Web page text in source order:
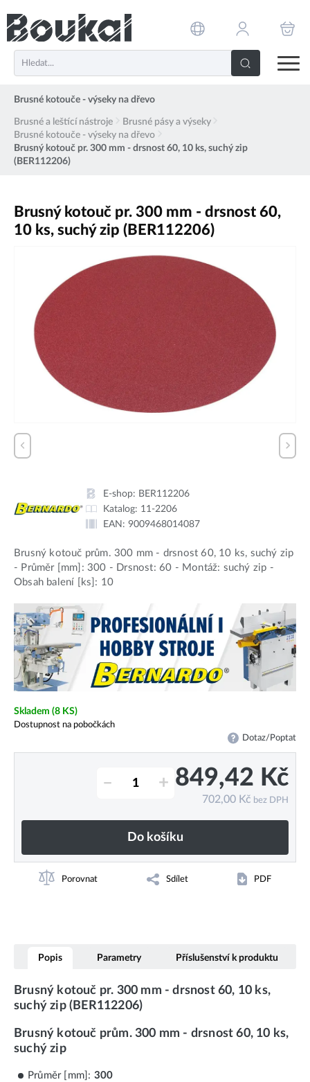
Brusné kotouče - výseky na dřevo
Brusné a leštící nástroje
Brusné pásy a výseky
Brusné kotouče - výseky na dřevo
Brusný kotouč pr. 300 mm - drsnost 60, 10 ks, suchý zip
(BER112206)
Brusný kotouč pr. 300 mm - drsnost 60,
10 ks, suchý zip (BER112206)
E-shop: BER112206
Katalog: 11-2206
EAN: 9009468014087
Brusný kotouč prům. 300 mm - drsnost 60, 10 ks, suchý zip
- Průměr [mm]: 300 - Drsnost: 60 - Montáž: suchý zip -
Obsah balení [ks]: 10
Skladem (8 KS)
Dostupnost na pobočkách
Dotaz/Poptat
– + 849,42 Kč
702,00 Kč bez DPH
Do košíku
Porovnat Sdílet PDF
Popis Parametry Příslušenství k produktu
Brusný kotouč pr. 300 mm - drsnost 60, 10 ks,
suchý zip (BER112206)
Brusný kotouč prům. 300 mm - drsnost 60, 10 ks,
suchý zip
Průměr [mm]: 300